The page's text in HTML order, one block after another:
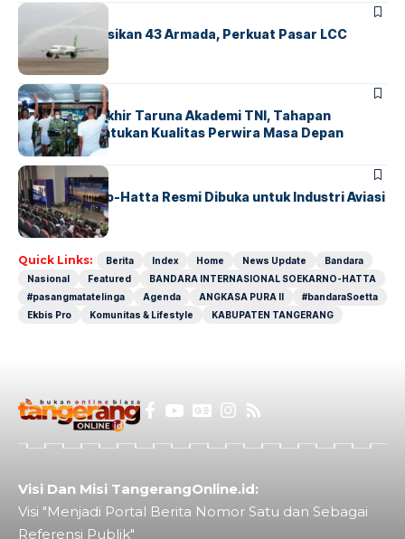
BANDARA
Citilink Operasikan 43 Armada, Perkuat Pasar LCC
Nasional
BERITA
Sidang Pantukhir Taruna Akademi TNI, Tahapan
Strategis Tentukan Kualitas Perwira Masa Depan
BANDARA BERITA
IALC Soekarno-Hatta Resmi Dibuka untuk Industri Aviasi
Dunia
Quick Links: Berita Index Home News Update
Bandara
Nasional
Featured
BANDARA INTERNASIONAL SOEKARNO-HATTA
#pasangmatatelinga
Agenda ANGKASA PURA II
#bandaraSoetta
Ekbis Pro
Komunitas & Lifestyle KABUPATEN TANGERANG
Visi Dan Misi TangerangOnline.id:
Visi "Menjadi Portal Berita Nomor Satu dan Sebagai
Referensi Publik"